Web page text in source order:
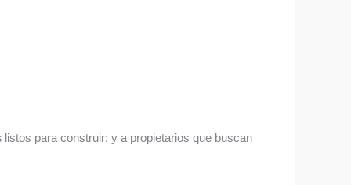
listos para construir; y a propietarios que buscan